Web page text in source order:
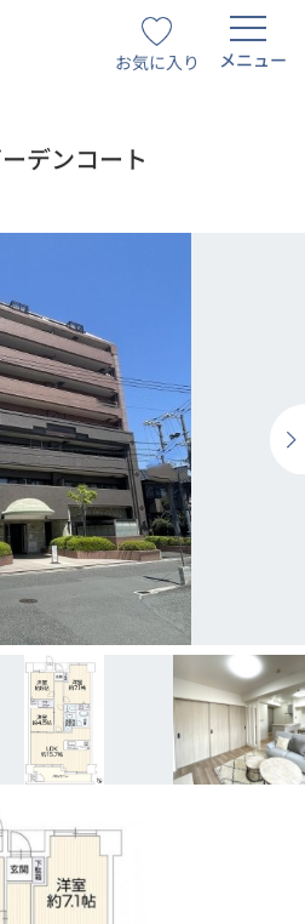
お気に入り メニュー
デンコート